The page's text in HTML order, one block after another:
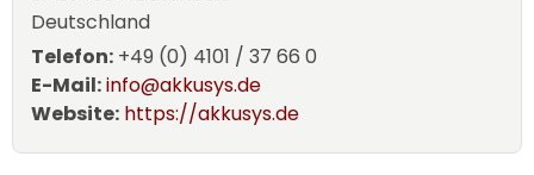
Deutschland
Telefon: +49 (0) 4101 / 37 66 0
E-Mail:info@akkusys.de
Website: https://akkusys.de